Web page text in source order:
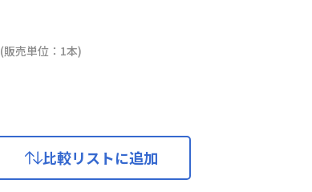
(販売単位：1本)
比較リストに追加